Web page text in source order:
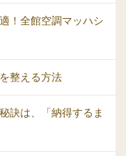
！全館空調マッハシ
整える方法
訣は、「納得するま